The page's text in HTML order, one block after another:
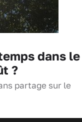
dans le
?
partage sur le